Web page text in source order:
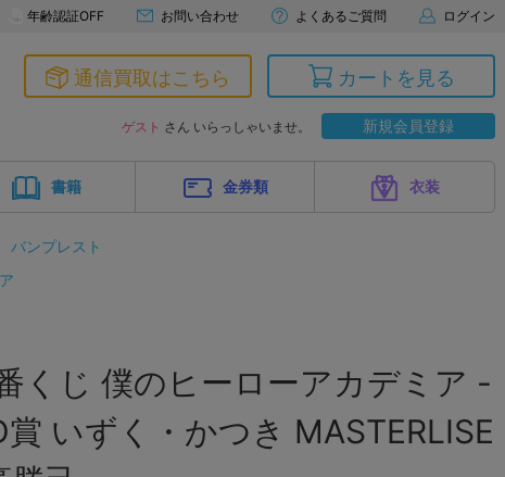
年齢認証OFF お問い合わせ よくあるご質問 ログイン
通信買取はこちら カートを見る
ゲスト さん いらっしゃいませ。 新規会員登録
書籍 金券類 衣装
バンプレスト
くじ 僕のヒーローアカデミア -
いずく・かつき MASTERLISE